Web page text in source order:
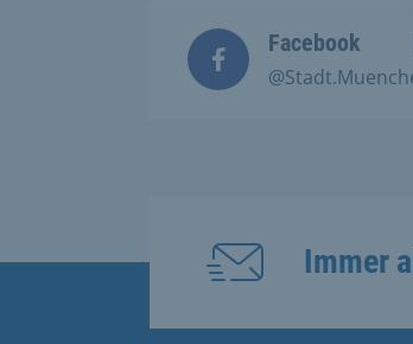
Facebook
Immer